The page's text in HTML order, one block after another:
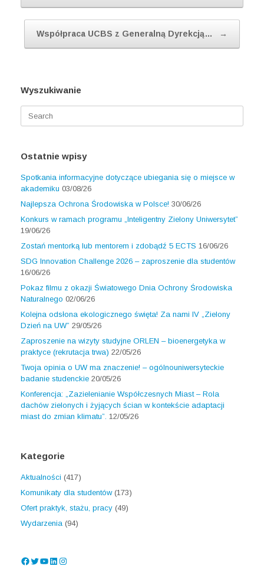
Współpraca UCBS z Generalną Dyrekcją… →
Wyszukiwanie
Ostatnie wpisy
Spotkania informacyjne dotyczące ubiegania się o miejsce w
akademiku 03/08/26
Najlepsza Ochrona Środowiska w Polsce! 30/06/26
Konkurs w ramach programu „Inteligentny Zielony Uniwersytet”
19/06/26
Zostań mentorką lub mentorem i zdobądź 5 ECTS 16/06/26
SDG Innovation Challenge 2026 – zaproszenie dla studentów
16/06/26
Pokaz filmu z okazji Światowego Dnia Ochrony Środowiska
Naturalnego 02/06/26
Kolejna odsłona ekologicznego święta! Za nami IV „Zielony
Dzień na UW” 29/05/26
Zaproszenie na wizyty studyjne ORLEN – bioenergetyka w
praktyce (rekrutacja trwa) 22/05/26
Twoja opinia o UW ma znaczenie! – ogólnouniwersyteckie
badanie studenckie 20/05/26
Konferencja: „Zazielenianie Współczesnych Miast – Rola
dachów zielonych i żyjących ścian w kontekście adaptacji
miast do zmian klimatu”. 12/05/26
Kategorie
Aktualności (417)
Komunikaty dla studentów(173)
Ofert praktyk, stażu, pracy (49)
Wydarzenia (94)
Facebook
Twitter
YouTube
LinkedIn
Instagram